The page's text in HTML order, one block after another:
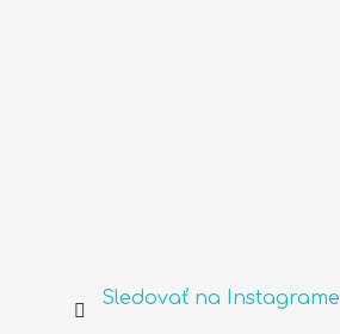
Sledovať na Instagrame